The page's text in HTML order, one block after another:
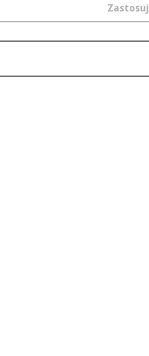
Zastosuj